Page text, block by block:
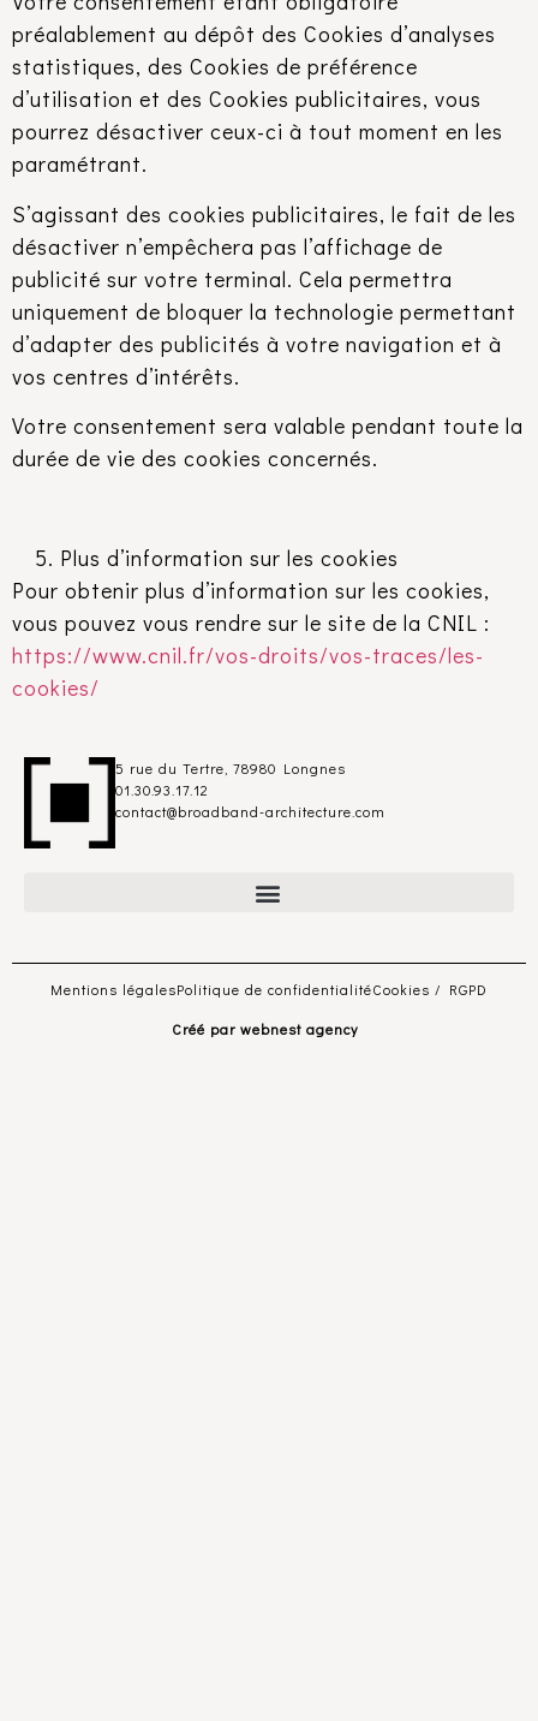
préalablement au dépôt des Cookies d’analyses
statistiques, des Cookies de préférence
d’utilisation et des Cookies publicitaires, vous
pourrez désactiver ceux-ci à tout moment en les
paramétrant.
S’agissant des cookies publicitaires, le fait de les
désactiver n’empêchera pas l’affichage de
publicité sur votre terminal. Cela permettra
uniquement de bloquer la technologie permettant
d’adapter des publicités à votre navigation et à
vos centres d’intérêts.
Votre consentement sera valable pendant toute la
durée de vie des cookies concernés.
Plus d’information sur les cookies
Pour obtenir plus d’information sur les cookies,
vous pouvez vous rendre sur le site de la CNIL :
https://www.cnil.fr/vos-droits/vos-traces/les-
cookies/
5 rue du Tertre, 78980 Longnes
01.30.93.17.12
contact@broadband-architecture.com
Mentions légalesPolitique de confidentialitéCookies / RGPD
Créé par webnest agency